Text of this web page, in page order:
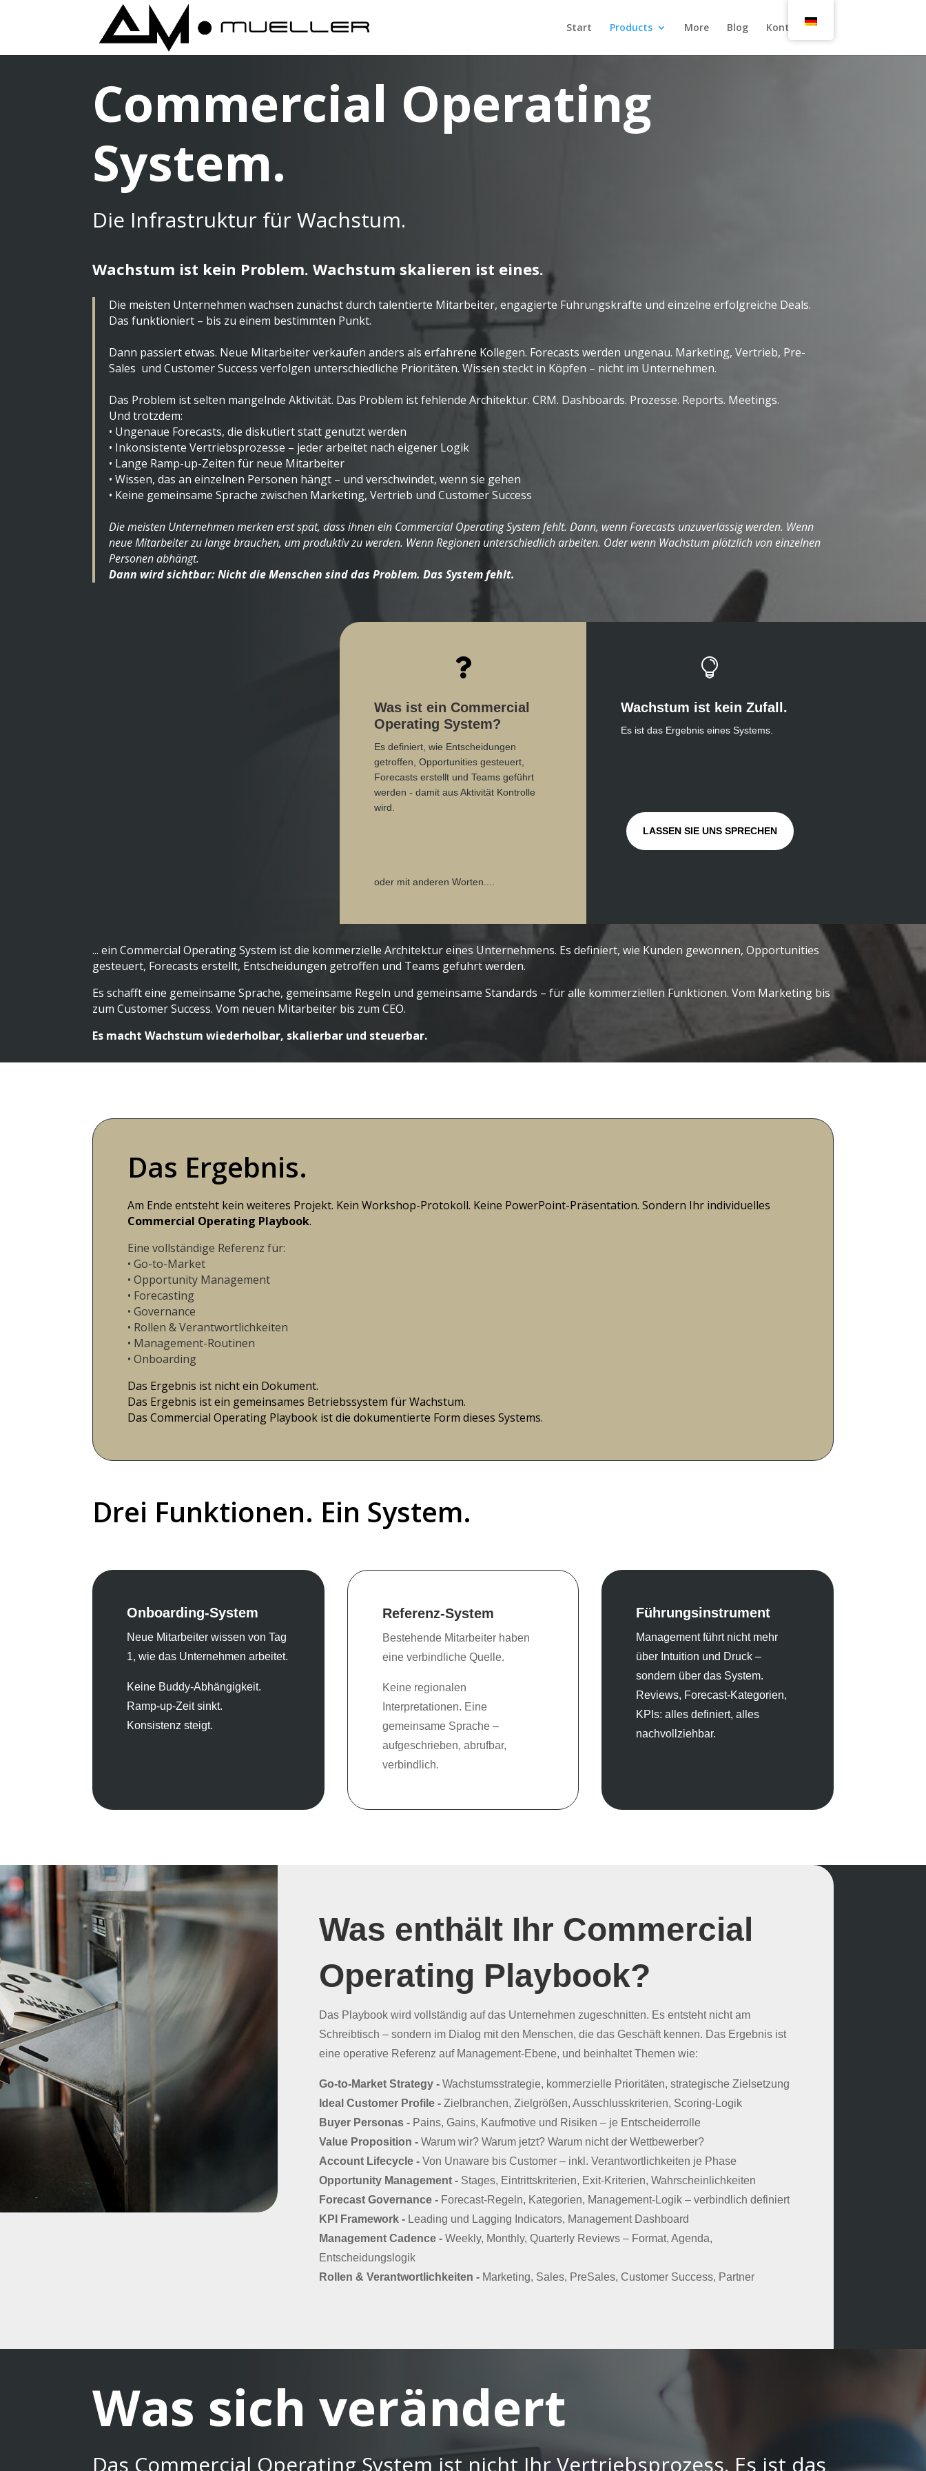
Start Products More Blog Kontakt
Commercial Operating
System.
Die Infrastruktur für Wachstum.
Wachstum ist kein Problem. Wachstum skalieren ist eines.
Die meisten Unternehmen wachsen zunächst durch talentierte Mitarbeiter, engagierte Führungskräfte und einzelne erfolgreiche Deals.
Das funktioniert – bis zu einem bestimmten Punkt.
Dann passiert etwas. Neue Mitarbeiter verkaufen anders als erfahrene Kollegen. Forecasts werden ungenau. Marketing, Vertrieb, Pre-
Sales und Customer Success verfolgen unterschiedliche Prioritäten. Wissen steckt in Köpfen – nicht im Unternehmen.
Das Problem ist selten mangelnde Aktivität. Das Problem ist fehlende Architektur.CRM. Dashboards. Prozesse. Reports. Meetings.
Und trotzdem:
• Ungenaue Forecasts, die diskutiert statt genutzt werden
• Inkonsistente Vertriebsprozesse – jeder arbeitet nach eigener Logik
• Lange Ramp-up-Zeiten für neue Mitarbeiter
• Wissen, das an einzelnen Personen hängt – und verschwindet, wenn sie gehen
• Keine gemeinsame Sprache zwischen Marketing, Vertrieb und Customer Success
Die meisten Unternehmen merken erst spät, dass ihnen ein Commercial Operating System fehlt. Dann, wenn Forecasts unzuverlässig werden. Wenn
neue Mitarbeiter zu lange brauchen, um produktiv zu werden. Wenn Regionen unterschiedlich arbeiten. Oder wenn Wachstum plötzlich von einzelnen
Personen abhängt.
Dann wird sichtbar: Nicht die Menschen sind das Problem. Das System fehlt.

Was ist ein Commercial
Operating System?
Es definiert, wie Entscheidungen
getroffen, Opportunities gesteuert,
Forecasts erstellt und Teams geführt
werden - damit aus Aktivität Kontrolle
wird.
oder mit anderen Worten....

Wachstum ist kein Zufall.
Es ist das Ergebnis eines Systems.
LASSEN SIE UNS SPRECHEN
... ein Commercial Operating System ist die kommerzielle Architektur eines Unternehmens. Es definiert, wie Kunden gewonnen, Opportunities
gesteuert, Forecasts erstellt, Entscheidungen getroffen und Teams geführt werden.
Es schafft eine gemeinsame Sprache, gemeinsame Regeln und gemeinsame Standards – für alle kommerziellen Funktionen. Vom Marketing bis
zum Customer Success. Vom neuen Mitarbeiter bis zum CEO.
Es macht Wachstum wiederholbar, skalierbar und steuerbar.
Das Ergebnis.
Am Ende entsteht kein weiteres Projekt. Kein Workshop-Protokoll. Keine PowerPoint-Präsentation. Sondern Ihr individuelles
Commercial Operating Playbook.
Eine vollständige Referenz für:
• Go-to-Market
• Opportunity Management
• Forecasting
• Governance
• Rollen & Verantwortlichkeiten
• Management-Routinen
• Onboarding
Das Ergebnis ist nicht ein Dokument.
Das Ergebnis ist ein gemeinsames Betriebssystem für Wachstum.
Das Commercial Operating Playbook ist die dokumentierte Form dieses Systems.
Drei Funktionen. Ein System.
Onboarding-System
Neue Mitarbeiter wissen von Tag
1, wie das Unternehmen arbeitet.
Keine Buddy-Abhängigkeit.
Ramp-up-Zeit sinkt.
Konsistenz steigt.
Referenz-System
Bestehende Mitarbeiter haben
eine verbindliche Quelle.
Keine regionalen
Interpretationen. Eine
gemeinsame Sprache –
aufgeschrieben, abrufbar,
verbindlich.
Führungsinstrument
Management führt nicht mehr
über Intuition und Druck –
sondern über das System.
Reviews, Forecast-Kategorien,
KPIs: alles definiert, alles
nachvollziehbar.
Was enthält Ihr Commercial
Operating Playbook?
Das Playbook wird vollständig auf das Unternehmen zugeschnitten. Es entsteht nicht am
Schreibtisch – sondern im Dialog mit den Menschen, die das Geschäft kennen. Das Ergebnis ist
eine operative Referenz auf Management-Ebene, und beinhaltet Themen wie:
Go-to-Market Strategy -Wachstumsstrategie, kommerzielle Prioritäten, strategische Zielsetzung
Ideal Customer Profile -Zielbranchen, Zielgrößen, Ausschlusskriterien, Scoring-Logik
Buyer Personas - Pains, Gains, Kaufmotive und Risiken – je Entscheiderrolle
Value Proposition -Warum wir? Warum jetzt? Warum nicht der Wettbewerber?
Account Lifecycle -Von Unaware bis Customer – inkl. Verantwortlichkeiten je Phase
Opportunity Management - Stages, Eintrittskriterien, Exit-Kriterien, Wahrscheinlichkeiten
Forecast Governance - Forecast-Regeln, Kategorien, Management-Logik – verbindlich definiert
KPI Framework - Leading und Lagging Indicators, Management Dashboard
Management Cadence -Weekly, Monthly, Quarterly Reviews – Format, Agenda,
Entscheidungslogik
Rollen & Verantwortlichkeiten - Marketing, Sales, PreSales, Customer Success, Partner
Was sich verändert
Das Commercial Operating System ist nicht Ihr Vertriebsprozess. Es ist das